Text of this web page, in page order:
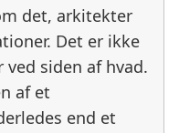
det, arkitekter
Det er ikke
siden af hvad.
af et
end et